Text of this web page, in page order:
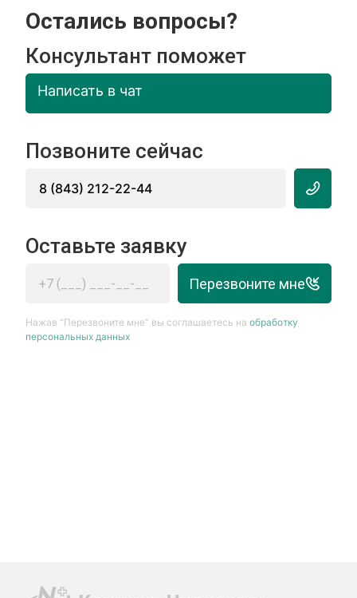
Остались вопросы?
Консультант поможет
Написать в чат
Позвоните сейчас
8 (843) 212-22-44
Оставьте заявку
Перезвоните мне
Нажав “Перезвоните мне” вы соглашаетесь наобработку
персональных данных